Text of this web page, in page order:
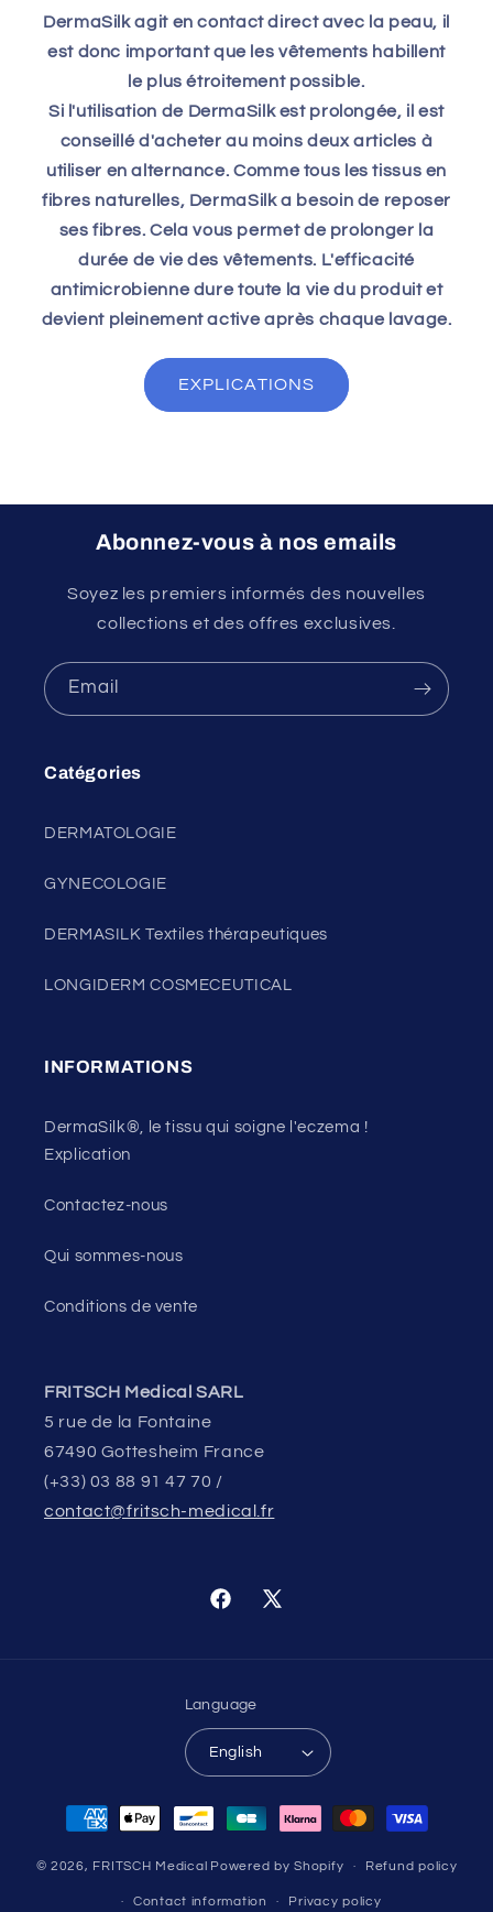
DermaSilk agit en contact direct avec la peau, il
est donc important que les vêtements habillent
le plus étroitement possible.
Si l'utilisation de DermaSilk est prolongée, il est
conseillé d'acheter au moins deux articles à
utiliser en alternance. Comme tous les tissus en
fibres naturelles, DermaSilk a besoin de reposer
ses fibres. Cela vous permet de prolonger la
durée de vie des vêtements. L'efficacité
antimicrobienne dure toute la vie du produit et
devient pleinement active après chaque lavage.
EXPLICATIONS
Abonnez-vous à nos emails
Soyez les premiers informés des nouvelles
collections et des offres exclusives.
Email
Catégories
DERMATOLOGIE
GYNECOLOGIE
DERMASILK Textiles thérapeutiques
LONGIDERM COSMECEUTICAL
INFORMATIONS
DermaSilk®, le tissu qui soigne l'eczema !
Explication
Contactez-nous
Qui sommes-nous
Conditions de vente
FRITSCH Medical SARL
5 rue de la Fontaine
67490 Gottesheim France
(+33) 03 88 91 47 70 /
contact@fritsch-medical.fr
Facebook
X
Language
English
Payment
methods
© 2026, FRITSCH Medical Powered by Shopify Refund policy
Contact information Privacy policy